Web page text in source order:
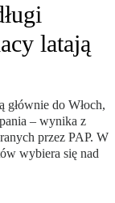
latają
głównie do Włoch,
– wynika z
przez PAP. W
wybiera się nad